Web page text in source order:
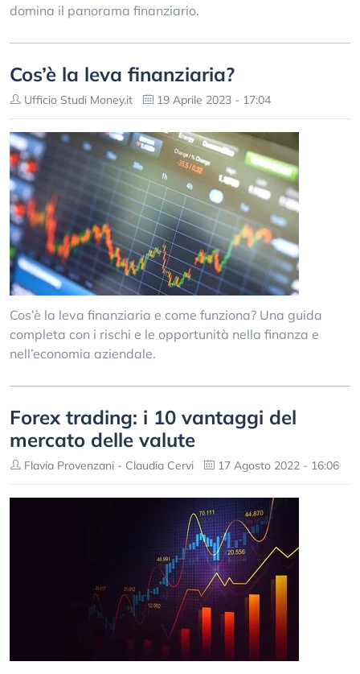
domina il panorama finanziario.
Cos’è la leva finanziaria?
Ufficio Studi Money.it 19 Aprile 2023 - 17:04
Cos’è la leva finanziaria e come funziona? Una guida
completa con i rischi e le opportunità nella finanza e
nell’economia aziendale.
Forex trading: i 10 vantaggi del
mercato delle valute
Flavia Provenzani - Claudia Cervi 17 Agosto 2022 - 16:06